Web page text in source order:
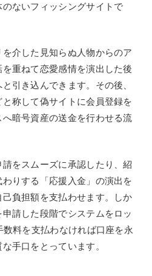
ないフィッシングサイトで
介した見知らぬ人物からのア
重ねて恋愛感情を演出した後
引き込んできます。その後、
と称して偽サイトに会員登録を
暗号資産の送金を行わせる流
をスムーズに承認したり、紹
りする「応援入金」の演出を
負担額を支払わせます。しか
請した段階でシステムをロッ
料を支払わなければ口座を永
手口をとっています。